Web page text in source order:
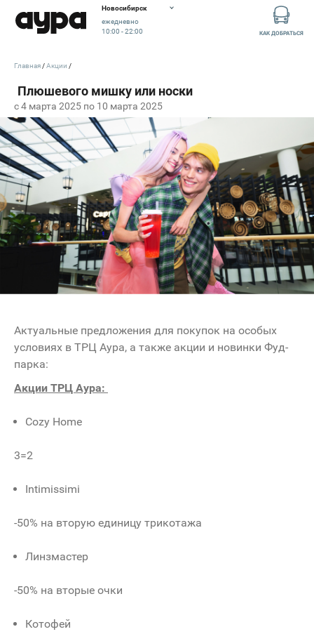
Новосибирск
ежедневно
10:00 - 22:00
КАК ДОБРАТЬСЯ
c 4 марта 2025 по 10 марта 2025
Главная Акции
Актуальные предложения для покупок на особых
условиях в ТРЦ Аура, а также акции и новинки Фуд-
парка:
Акции ТРЦ Аура:
Cozy Home
3=2
Intimissimi
-50% на вторую единицу трикотажа
Линзмастер
-50% на вторые очки
Котофей